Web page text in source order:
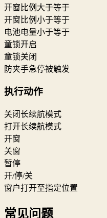
开窗比例大于等于
开窗比例小于等于
电池电量小于等于
童锁开启
童锁关闭
防夹手急停被触发
执行动作
关闭长续航模式
打开长续航模式
开窗
关窗
暂停
开/停/关
窗户打开至指定位置
常见问题